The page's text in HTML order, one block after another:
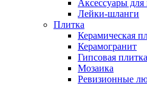
Аксессуары
Лейки-шланги
Плитка
Керамическая
Керамогранит
Гипсовая плитка
Мозаика
Ревизионные